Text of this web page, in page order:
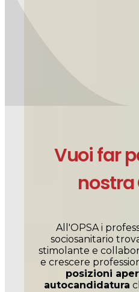
Vuoi far
nostra
All'OPSA i
sociosanitario
stimolante e
e crescere
posizioni
autocandidatura